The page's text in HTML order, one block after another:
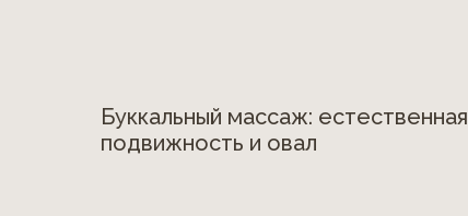
Буккальный массаж: естественная
подвижность и овал